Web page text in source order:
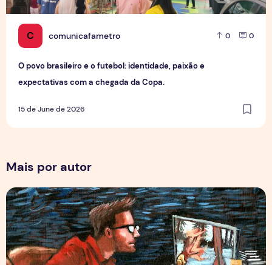
C comunicafametro 0 0
O povo brasileiro e o futebol: identidade, paixão e
expectativas com a chegada da Copa.
15 de June de 2026
Mais por autor
Por Trás dos Pixels